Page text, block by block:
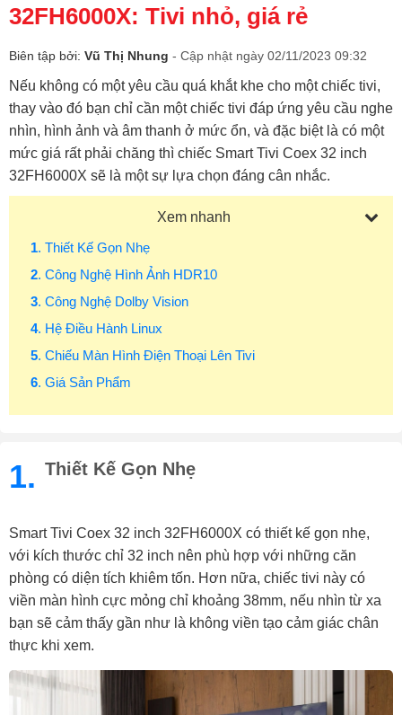
32FH6000X: Tivi nhỏ, giá rẻ
Biên tập bởi: Vũ Thị Nhung - Cập nhật ngày 02/11/2023 09:32
Nếu không có một yêu cầu quá khắt khe cho một chiếc tivi,
thay vào đó bạn chỉ cần một chiếc tivi đáp ứng yêu cầu nghe
nhìn, hình ảnh và âm thanh ở mức ổn, và đặc biệt là có một
mức giá rất phải chăng thì chiếc Smart Tivi Coex 32 inch
32FH6000X sẽ là một sự lựa chọn đáng cân nhắc.
Xem nhanh
1. Thiết Kế Gọn Nhẹ
2. Công Nghệ Hình Ảnh HDR10
3. Công Nghệ Dolby Vision
4. Hệ Điều Hành Linux
5. Chiếu Màn Hình Điện Thoại Lên Tivi
6. Giá Sản Phẩm
1. Thiết Kế Gọn Nhẹ
Smart Tivi Coex 32 inch 32FH6000X có thiết kế gọn nhẹ,
với kích thước chỉ 32 inch nên phù hợp với những căn
phòng có diện tích khiêm tốn. Hơn nữa, chiếc tivi này có
viền màn hình cực mỏng chỉ khoảng 38mm, nếu nhìn từ xa
bạn sẽ cảm thấy gần như là không viền tạo cảm giác chân
thực khi xem.